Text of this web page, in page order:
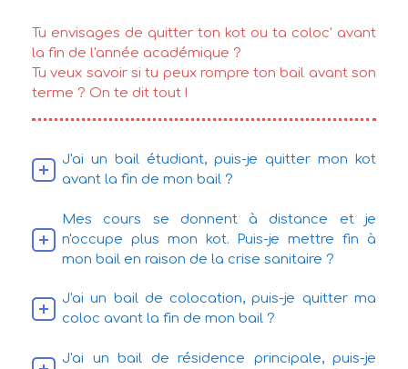
Tu envisages de quitter ton kot ou ta coloc' avant
la fin de l'année académique ?
Tu veux savoir si tu peux rompre ton bail avant son
terme ? On te dit tout !
J'ai un bail étudiant, puis-je quitter mon kot
avant la fin de mon bail ?
Mes cours se donnent à distance et je
n'occupe plus mon kot. Puis-je mettre fin à
mon bail en raison de la crise sanitaire ?
J'ai un bail de colocation, puis-je quitter ma
coloc avant la fin de mon bail ?
J'ai un bail de résidence principale, puis-je